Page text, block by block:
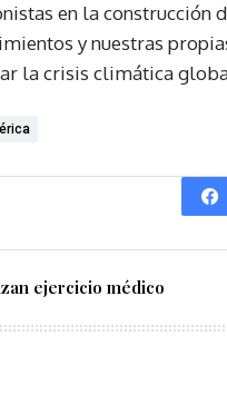
en la construcción
y nuestras
la crisis climática
ejercicio médico